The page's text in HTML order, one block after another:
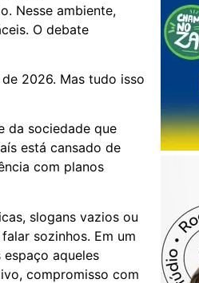
Nesse ambiente,
O debate
2026. Mas tudo isso
da sociedade que
está cansado de
com planos
slogans vazios ou
sozinhos. Em um
aqueles
compromisso com